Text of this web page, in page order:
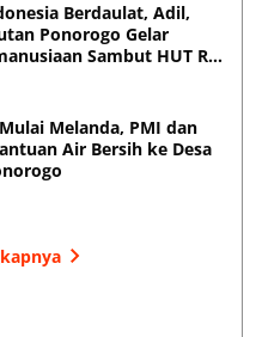
Berdaulat, Adil,
Ponorogo Gelar
Sambut HUT RI
Melanda, PMI dan
Air Bersih ke Desa